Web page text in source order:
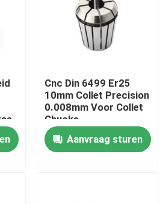
Cnc Din 6499 Er25
10mm Collet Precision
0.008mm Voor Collet
Chucks
Aanvraag sturen